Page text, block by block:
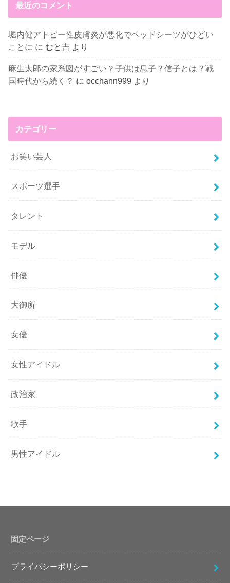
最近のコメント
堀内健アトピー性皮膚炎が悪化でベッドシーツがひどい
ことに に むと吉 より
麻生太郎の家系図がすごい？子供は息子？信子とは？戦
国時代から続く？ にocchann999 より
カテゴリー
お笑い芸人
スポーツ選手
タレント
モデル
俳優
大御所
女優
女性アイドル
政治家
歌手
男性アイドル
固定ページ
プライバシーポリシー